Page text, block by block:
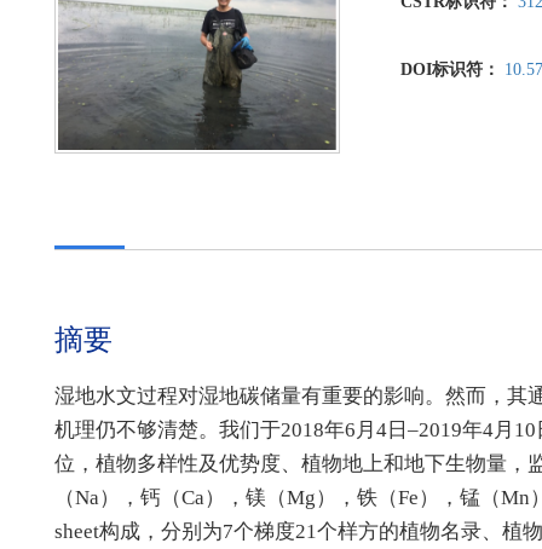
DOI标识符：
摘要
湿地水文过程对湿地碳储量有重要的影响。然而，
机理仍不够清楚。我们于2018年6月4日–2019年4月
位，植物多样性及优势度、植物地上和地下生物量，
（Na），钙（Ca），镁（Mg），铁（Fe），锰（
sheet构成，分别为7个梯度21个样方的植物名录、植